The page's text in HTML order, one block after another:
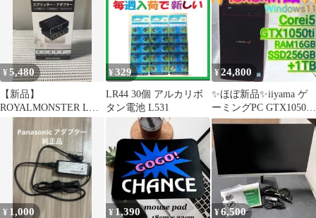
¥5,480
【新品】
ROYALMONSTER LAN
あり
¥329
LR44 30個 アルカリボ
タン電池 L531
¥24,800
✨️ほぼ新品✨️iiyama ゲ
ーミングPC GTX1050ti
Corei5
¥ 1,000 ¥ 1,390 ¥6,500